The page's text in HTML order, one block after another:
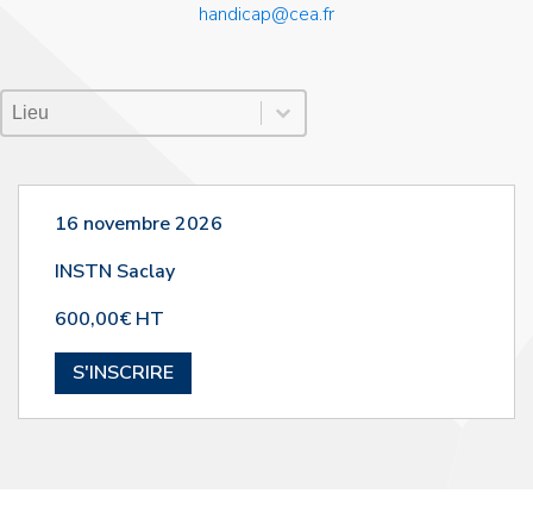
handicap@cea.fr
Lieu Session
Sélectionnez le contenu
Sélectionnez le contenu
16 novembre 2026
INSTN Saclay
600,00€ HT
S'INSCRIRE